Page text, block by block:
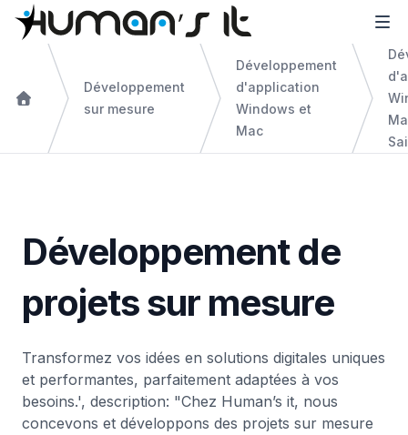
Développement
sur mesure
Développement
d'application
Windows et
Mac
Développement de
projets sur mesure
Transformez vos idées en solutions digitales uniques
et performantes, parfaitement adaptées à vos
besoins.', description: "Chez Human’s it, nous
concevons et développons des projets sur mesure